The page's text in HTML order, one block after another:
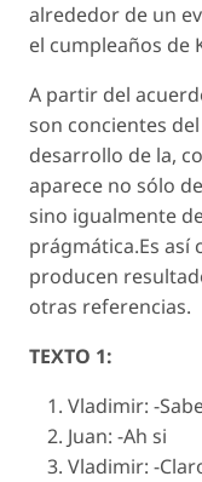
alrededor de un
el cumpleaños de
A partir del
son concientes
desarrollo de la,
aparece no sólo
sino igualmente
prágmática.Es así
producen
otras referencias.
TEXTO 1:
Vladimir: -
Juan: -Ah si
Vladimir: -